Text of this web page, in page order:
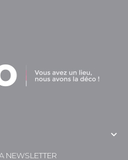

NEWSLETTER